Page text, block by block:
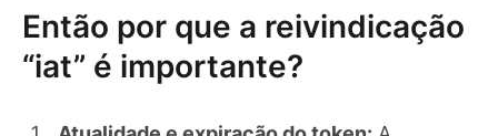
Então por que a reivindicação
“iat” é importante?